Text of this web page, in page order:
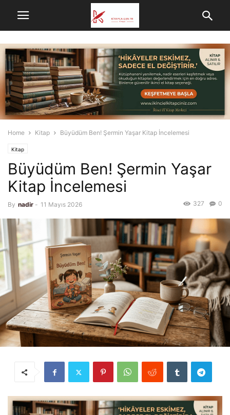
Home Kitap Büyüdüm Ben! Şermin Yaşar Kitap İncelemesi
Kitap
Büyüdüm Ben! Şermin Yaşar
Kitap İncelemesi
By nadir - 11 Mayıs 2026 0
327